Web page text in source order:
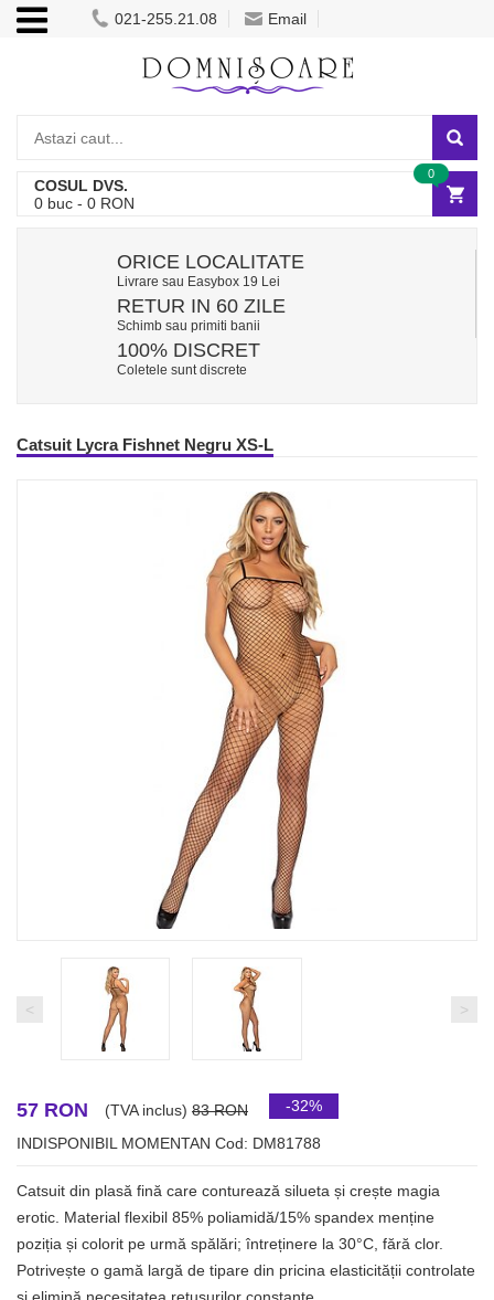
021-255.21.08 Email
COSUL DVS.
0 buc - 0 RON
0
ORICE LOCALITATE
Livrare sau Easybox 19 Lei
RETUR IN 60 ZILE
Schimb sau primiti banii
100% DISCRET
Coletele sunt discrete
Catsuit Lycra Fishnet Negru XS-L
< >
57 RON (TVA inclus) 83 RON -32%
INDISPONIBIL MOMENTAN Cod: DM81788
Catsuit din plasă fină care conturează silueta și crește magia
erotic. Material flexibil 85% poliamidă/15% spandex menține
poziția și colorit pe urmă spălări; întreținere la 30°C, fără clor.
Potrivește o gamă largă de tipare din pricina elasticității controlate